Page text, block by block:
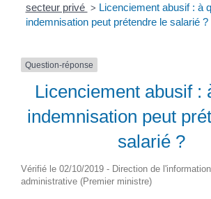
secteur privé > Licenciement abusif : à
indemnisation peut prétendre le salarié ?
Question-réponse
Licenciement abusif :
indemnisation peut
salarié ?
Vérifié le 02/10/2019 - Direction de
administrative (Premier ministre)